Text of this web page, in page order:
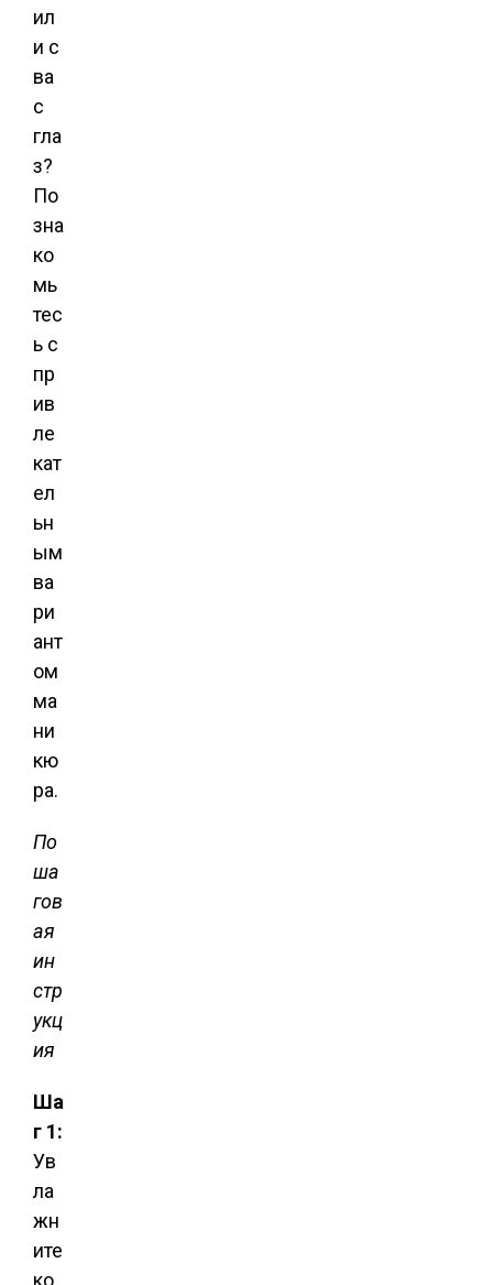
ил
и с
ва
с
гла
з?
По
зна
ко
мь
тес
ь с
пр
ив
ле
кат
ел
ьн
ым
ва
ри
ант
ом
ма
ни
кю
ра.
По
ша
гов
ая
ин
стр
укц
ия
Ша
г 1:
Ув
ла
жн
ите
ко